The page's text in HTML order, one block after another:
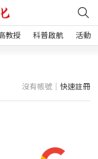
教授 科普啟航 活動
沒有帳號｜ 快速註冊